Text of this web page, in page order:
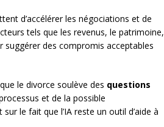
d’accélérer les négociations et de
tels que les revenus, le patrimoine,
des compromis acceptables
le divorce soulève des questions
et de la possible
le fait que l’IA reste un outil d’aide à